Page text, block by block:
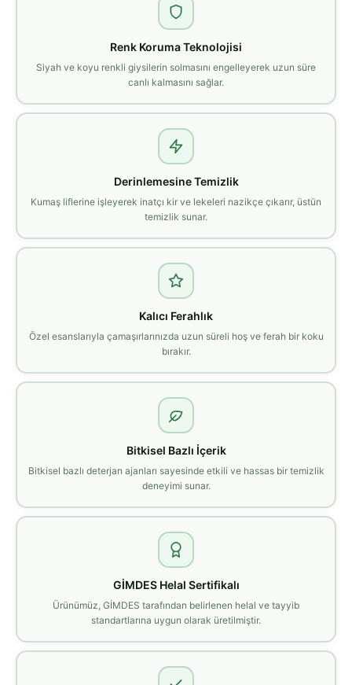
Renk Koruma Teknolojisi
Siyah ve koyu renkli giysilerin solmasını engelleyerek uzun süre
canlı kalmasını sağlar.
Derinlemesine Temizlik
Kumaş liflerine işleyerek inatçı kir ve lekeleri nazikçe çıkarır, üstün
temizlik sunar.
Kalıcı Ferahlık
Özel esanslarıyla çamaşırlarınızda uzun süreli hoş ve ferah bir koku
bırakır.
Bitkisel Bazlı İçerik
Bitkisel bazlı deterjan ajanları sayesinde etkili ve hassas bir temizlik
deneyimi sunar.
GİMDES Helal Sertifikalı
Ürünümüz, GİMDES tarafından belirlenen helal ve tayyib
standartlarına uygun olarak üretilmiştir.